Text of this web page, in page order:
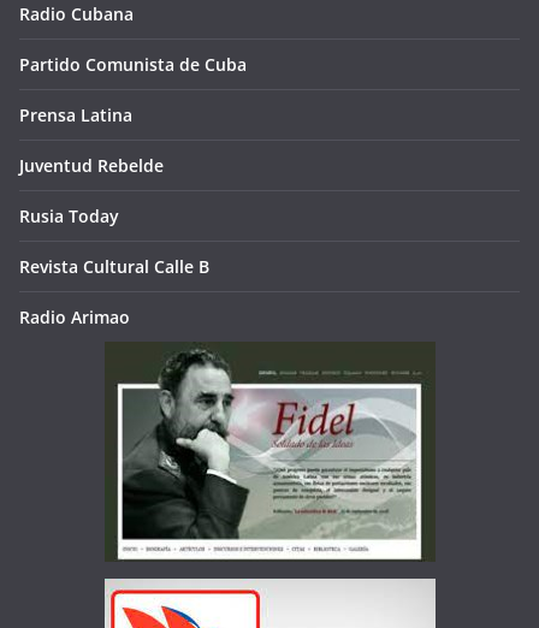
Radio Cubana
Partido Comunista de Cuba
Prensa Latina
Juventud Rebelde
Rusia Today
Revista Cultural Calle B
Radio Arimao